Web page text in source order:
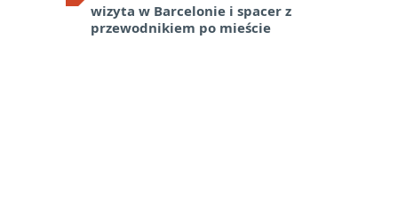
wizyta w Barcelonie i spacer z
przewodnikiem po mieście